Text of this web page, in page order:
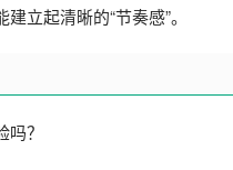
立起清晰的“节奏感”。
？